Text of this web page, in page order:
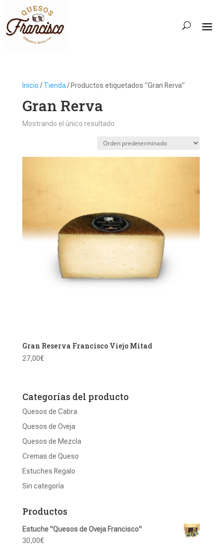
Inicio /Tienda / Productos etiquetados “Gran Rerva”
Gran Rerva
Mostrando el único resultado
Gran Reserva Francisco Viejo Mitad
27,00€
Categorías del producto
Quesos de Cabra
Quesos de Oveja
Quesos de Mezcla
Cremas de Queso
Estuches Regalo
Sin categoría
Productos
Estuche "Quesos de Oveja Francisco"
30,00€